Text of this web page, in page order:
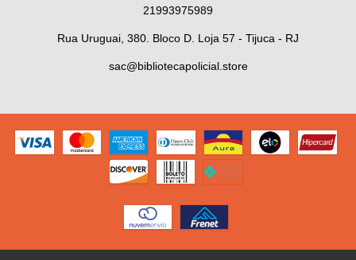
21993975989
Rua Uruguai, 380. Bloco D. Loja 57 - Tijuca - RJ
sac@bibliotecapolicial.store